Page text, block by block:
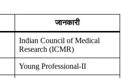
जानकारी
Indian Council of Medical
Research (ICMR)
Young Professional-II